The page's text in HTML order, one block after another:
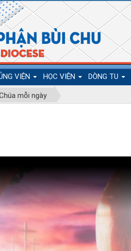
VIỆN HỌC VIỆN DÒNG TU
mỗi ngày